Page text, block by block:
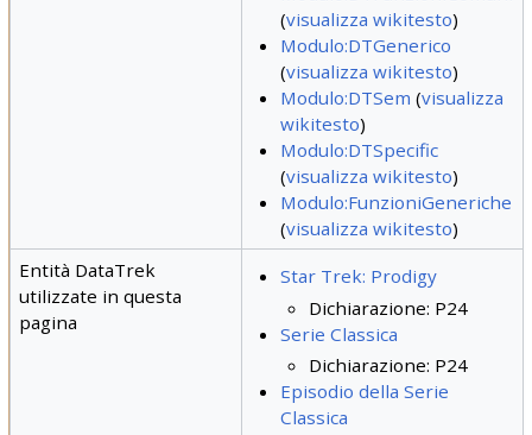
(visualizza wikitesto)
Modulo:DTGenerico
(visualizza wikitesto)
Modulo:DTSem (visualizza
wikitesto)
Modulo:DTSpecific
(visualizza wikitesto)
Modulo:FunzioniGeneriche
(visualizza wikitesto)
Entità DataTrek
utilizzate in questa
pagina
Star Trek: Prodigy
Dichiarazione: P24
Serie Classica
Dichiarazione: P24
Episodio della Serie
Classica